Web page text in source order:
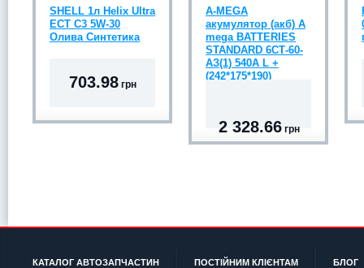
SHELL 1л Helix Ultra
ECT C3 5W-30
Олива Синтетика
703.98грн
A-MEGA
акумулятор (акб) A
mega BATTERIES
STANDARD 6СТ-60-
АЗ(1) 540A L +
(242*175*190)
2 328.66 грн
КАТАЛОГ АВТОЗАПЧАСТИН ПОСТІЙНИМ КЛІЄНТАМ БЛОГ